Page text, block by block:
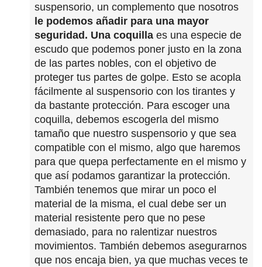
suspensorio, un complemento que nosotros
le podemos añadir para una mayor
seguridad. Una coquilla es una especie de
escudo que podemos poner justo en la zona
de las partes nobles, con el objetivo de
proteger tus partes de golpe. Esto se acopla
fácilmente al suspensorio con los tirantes y
da bastante protección. Para escoger una
coquilla, debemos escogerla del mismo
tamaño que nuestro suspensorio y que sea
compatible con el mismo, algo que haremos
para que quepa perfectamente en el mismo y
que así podamos garantizar la protección.
También tenemos que mirar un poco el
material de la misma, el cual debe ser un
material resistente pero que no pese
demasiado, para no ralentizar nuestros
movimientos. También debemos asegurarnos
que nos encaja bien, ya que muchas veces te